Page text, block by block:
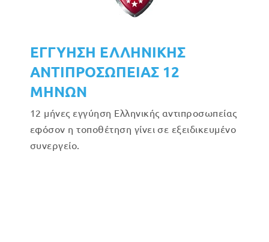
ΕΓΓΥΗΣΗ ΕΛΛΗΝΙΚΗΣ
ΑΝΤΙΠΡΟΣΩΠΕΙΑΣ 12
ΜΗΝΩΝ
12 μήνες εγγύηση Ελληνικής αντιπροσωπείας
εφόσον η τοποθέτηση γίνει σε εξειδικευμένο
συνεργείο.